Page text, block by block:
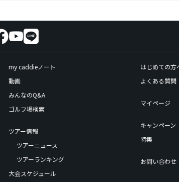
my caddieノート
動画
みんなのQ&A
ゴルフ場検索
ツアー情報
ツアーニュース
ツアーランキング
大会スケジュール
はじめての方
よくある質問
マイページ
キャンペーン
特集
お問い合わせ